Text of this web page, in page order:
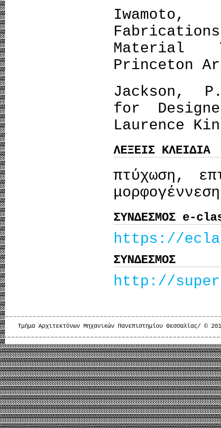
Material
Princeton
Jackson,
for
Laurence
ΛΕΞΕΙΣ ΚΛΕΙΔΙΑ
πτύχωση,
μορφογέννεση
ΣΥΝΔΕΣΜΟΣ e-
https://
ΣΥΝΔΕΣΜΟΣ
http://
Τμήμα Αρχιτεκτόνων Μηχανικών Πανεπιστημίου Θεσσαλίας/ ©